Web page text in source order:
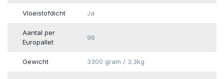
Vloeistofdicht Ja
Aantal per
Europallet
96
Gewicht 3300 gram / 3.3kg